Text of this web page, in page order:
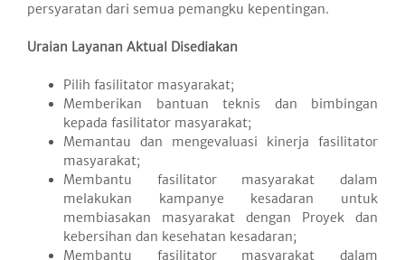
persyaratan dari semua pemangku kepentingan.
Uraian Layanan Aktual Disediakan
Pilih fasilitator masyarakat;
Memberikan bantuan teknis dan bimbingan
kepada fasilitator masyarakat;
Memantau dan mengevaluasi kinerja fasilitator
masyarakat;
Membantu fasilitator masyarakat dalam
melakukan kampanye kesadaran untuk
membiasakan masyarakat dengan Proyek dan
kebersihan dan kesehatan kesadaran;
Membantu fasilitator masyarakat dalam